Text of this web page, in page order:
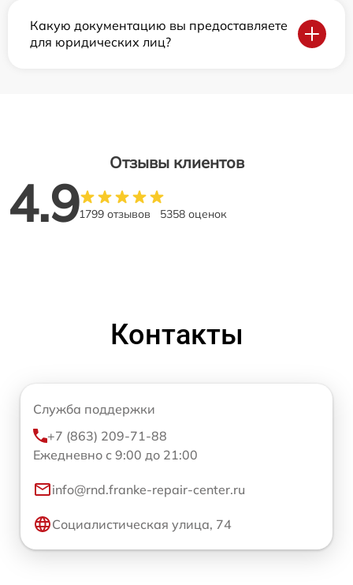
Какую документацию вы предоставляете
для юридических лиц?
Отзывы клиентов
4.91799 отзывов 5358 оценок
Контакты
Служба поддержки
+7 (863) 209-71-88
Ежедневно с 9:00 до 21:00
info@rnd.franke-repair-center.ru
Социалистическая улица, 74